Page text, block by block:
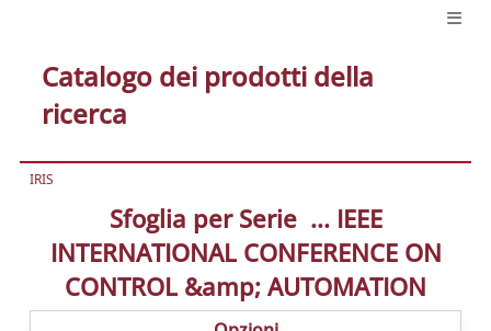
Catalogo dei prodotti della
ricerca
IRIS
Sfoglia per Serie ... IEEE
INTERNATIONAL CONFERENCE ON
CONTROL &amp; AUTOMATION